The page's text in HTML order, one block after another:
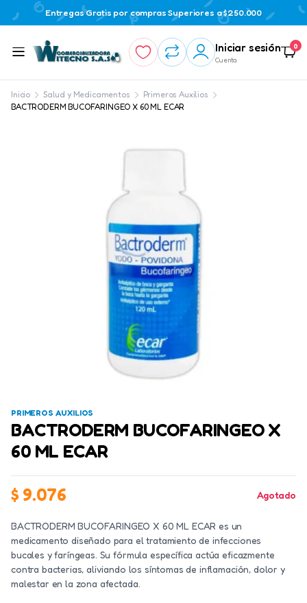
Entregas Gratis por compras Superiores a $250.000
Iniciar sesión
Cuenta
0
Inicio Salud y Medicamentos
Primeros Auxilios
BACTRODERM BUCOFARINGEO X 60 ML ECAR
PRIMEROS AUXILIOS
BACTRODERM BUCOFARINGEO X
60 ML ECAR
$9.076 Agotado
BACTRODERM BUCOFARINGEO X 60 ML ECAR es un
medicamento diseñado para el tratamiento de infecciones
bucales y faríngeas. Su fórmula específica actúa eficazmente
contra bacterias, aliviando los síntomas de inflamación, dolor y
malestar en la zona afectada.